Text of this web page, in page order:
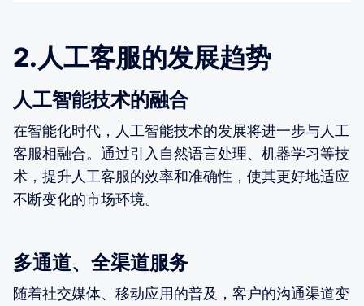
2.人工客服的发展趋势
人工智能技术的融合
在智能化时代，人工智能技术的发展将进一步与人工
客服相融合。通过引入自然语言处理、机器学习等技
术，提升人工客服的效率和准确性，使其更好地适应
不断变化的市场环境。
多通道、全渠道服务
随着社交媒体、移动应用的普及，客户的沟通渠道变